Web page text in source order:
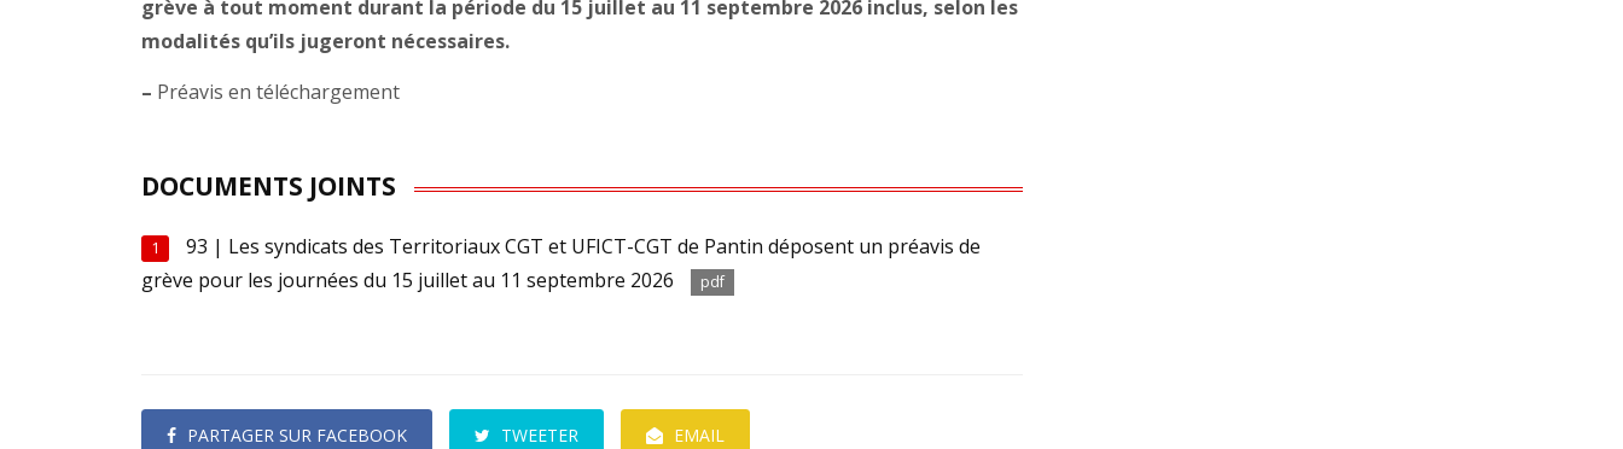
grève à tout moment durant la période du 15 juillet au 11 septembre 2026 inclus, selon les
modalités qu’ils jugeront nécessaires.
– Préavis en téléchargement
DOCUMENTS JOINTS
1
93 | Les syndicats des Territoriaux CGT et UFICT-CGT de Pantin déposent un préavis de
grève pour les journées du 15 juillet au 11 septembre 2026
pdf
PARTAGER SUR FACEBOOK TWEETER EMAIL